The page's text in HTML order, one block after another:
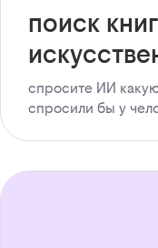
поиск
спросите ИИ какую
спросили бы у